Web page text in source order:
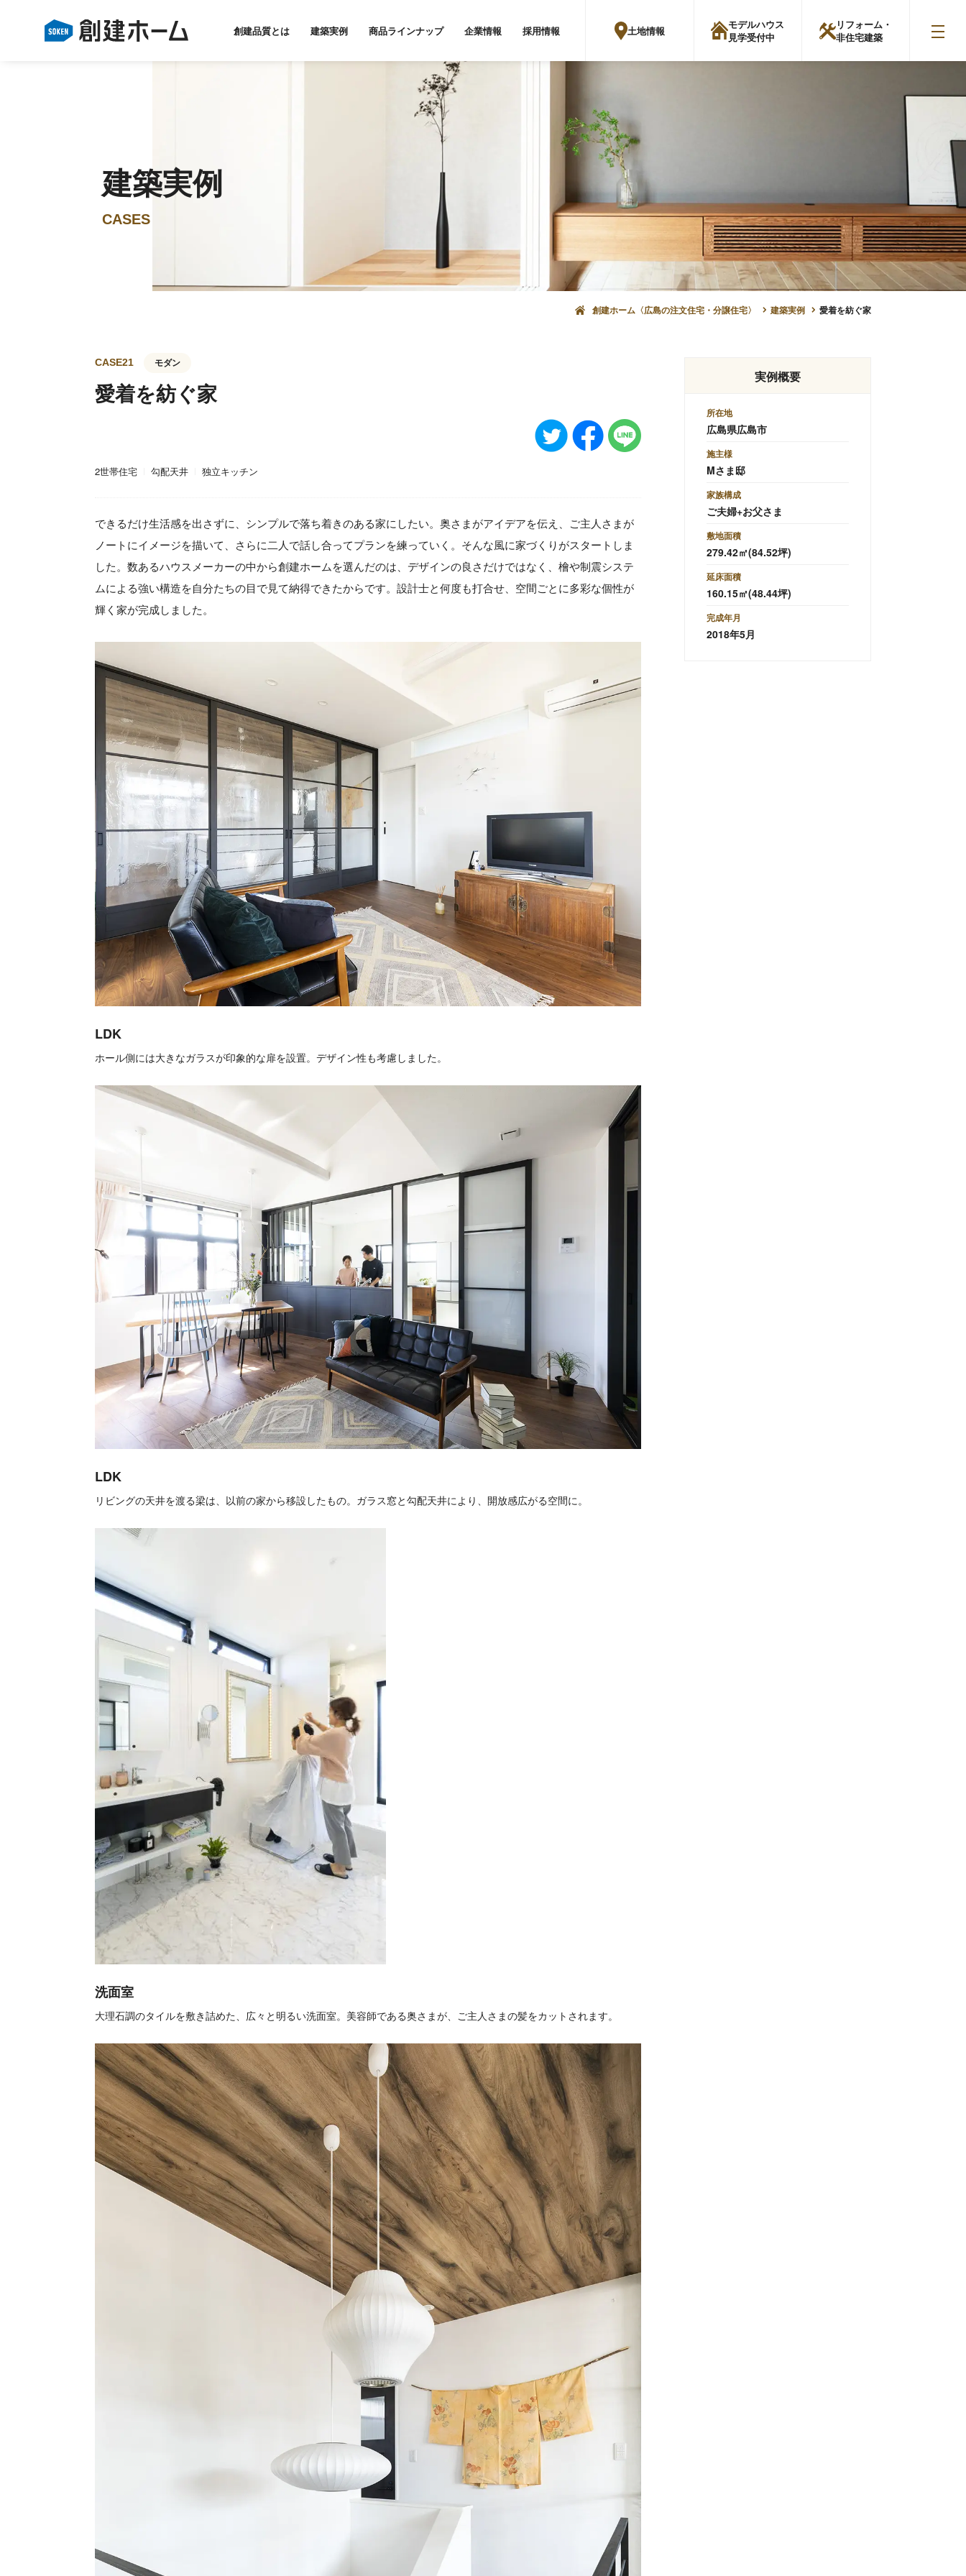
創建品質とは 建築実例 商品ラインナップ 企業情報 採用情報 土地情報
モデルハウス
見学受付中
リフォーム・
非住宅建築
建築実例
CASES
創建ホーム〈広島の注文住宅・分譲住宅〉 建築実例 愛着を紡ぐ家
CASE21 モダン
愛着を紡ぐ家
2世帯住宅 勾配天井 独立キッチン
できるだけ生活感を出さずに、シンプルで落ち着きのある家にしたい。奥さまがアイデアを伝え、ご主人さまが
ノートにイメージを描いて、さらに二人で話し合ってプランを練っていく。そんな風に家づくりがスタートしま
した。数あるハウスメーカーの中から創建ホームを選んだのは、デザインの良さだけではなく、檜や制震システ
ムによる強い構造を自分たちの目で見て納得できたからです。設計士と何度も打合せ、空間ごとに多彩な個性が
輝く家が完成しました。
LDK
ホール側には大きなガラスが印象的な扉を設置。デザイン性も考慮しました。
LDK
リビングの天井を渡る梁は、以前の家から移設したもの。ガラス窓と勾配天井により、開放感広がる空間に。
洗面室
大理石調のタイルを敷き詰めた、広々と明るい洗面室。美容師である奥さまが、ご主人さまの髪をカットされます。
実例概要
所在地
広島県広島市
施主様
Mさま邸
家族構成
ご夫婦+お父さま
敷地面積
279.42㎡(84.52坪)
延床面積
160.15㎡(48.44坪)
完成年月
2018年5月